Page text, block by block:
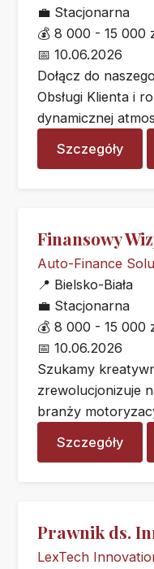
💼 Stacjonarna
💰 8 000 - 15 000
📅 10.06.2026
Dołącz do
Obsługi Klienta i
dynamicznej
Szczegóły
Finansowy
Auto-Finance
📍 Bielsko-Biała
💼 Stacjonarna
💰 8 000 - 15 000
📅 10.06.2026
Szukamy
zrewolucjonizuje
branży
Szczegóły
Prawnik ds.
LexTech